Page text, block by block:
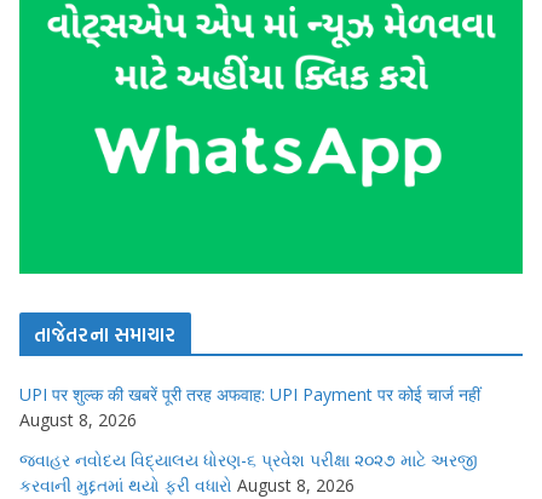
તાજેતરના સમાચાર
UPI पर शुल्क की खबरें पूरी तरह अफवाह: UPI Payment पर कोई चार्ज नहीं
August 8, 2026
જવાહર નવોદય વિદ્યાલય ધોરણ-૬ પ્રવેશ પરીક્ષા ૨૦૨૭ માટે અરજી
કરવાની મુદ્દતમાં થયો ફરી વધારો August 8, 2026